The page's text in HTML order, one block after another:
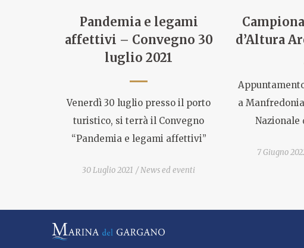
Pandemia e legami
affettivi – Convegno 30
luglio 2021
Venerdì 30 luglio presso il porto
turistico, si terrà il Convegno
“Pandemia e legami affettivi”
30 Luglio 2021 News ed eventi
d’Altura
a
Nazionale
7 Giugno